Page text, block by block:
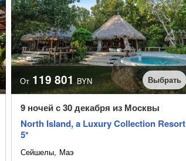
От 119 801 BYN Выбрать
9 ночей с 30 декабря из Москвы
North Island, a Luxury Collection Resort
5*
Сейшелы Маэ